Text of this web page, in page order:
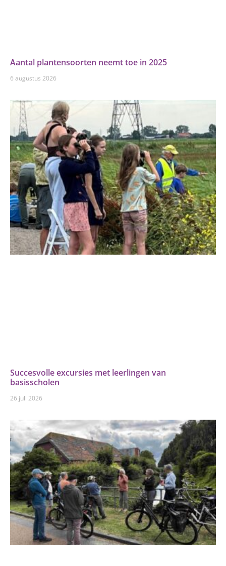
Aantal plantensoorten neemt toe in 2025
6 augustus 2026
Succesvolle excursies met leerlingen van
basisscholen
26 juli 2026